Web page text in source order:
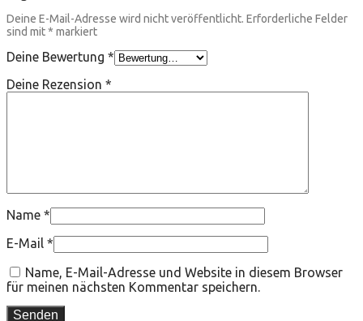
Deine E-Mail-Adresse wird nicht veröffentlicht. Erforderliche Felder
sind mit* markiert
Deine Bewertung *
Deine Rezension *
Name *
E-Mail *
Name, E-Mail-Adresse und Website in diesem Browser
für meinen nächsten Kommentar speichern.